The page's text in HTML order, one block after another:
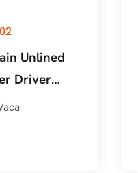
Unlined
Driver
Thumb